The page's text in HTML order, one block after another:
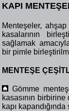
KAPI
Menteşeler,
kasalarının
sağlamak
bir pimle
MENTEŞE
Gömme
kasasının
kapı